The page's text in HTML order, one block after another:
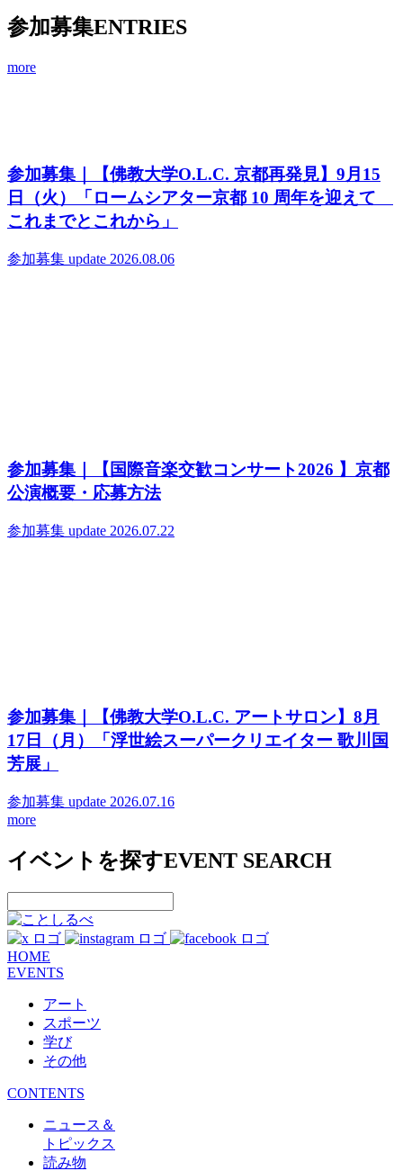
参加募集ENTRIES
more
参加募集｜【佛教大学O.L.C. 京都再発見】9月15
日（火）「ロームシアター京都 10 周年を迎えて
これまでとこれから」
参加募集 update 2026.08.06
参加募集｜【国際音楽交歓コンサート2026 】京都
公演概要・応募方法
参加募集 update 2026.07.22
参加募集｜【佛教大学O.L.C. アートサロン】8月
17日（月）「浮世絵スーパークリエイター 歌川国
芳展」
参加募集 update 2026.07.16
more
イベントを探すEVENT SEARCH
HOME
EVENTS
アート
スポーツ
学び
その他
CONTENTS
ニュース＆
トピックス
読み物